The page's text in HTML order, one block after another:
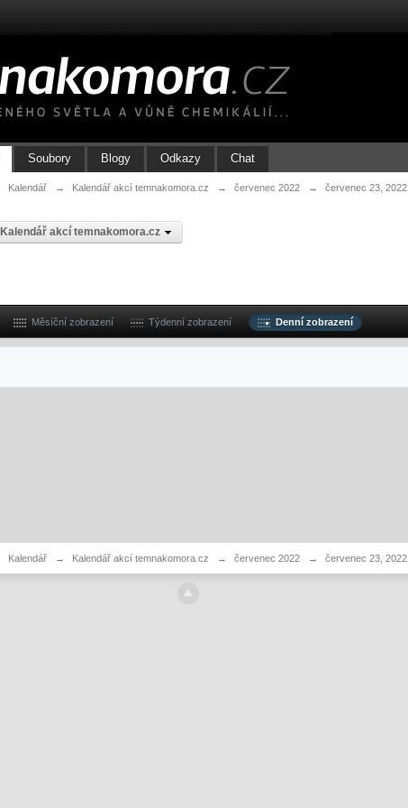
Soubory Blogy Odkazy Chat
Kalendář → Kalendář akcí temnakomora.cz → červenec 2022 → červenec 23, 2022
Kalendář akcí temnakomora.cz
Měsíční zobrazení Týdenní zobrazení Denní zobrazení
Kalendář → Kalendář akcí temnakomora.cz → červenec 2022 → červenec 23, 2022